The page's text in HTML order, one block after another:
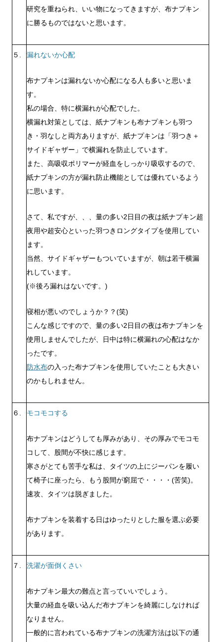
研究を重ねられ、いい物になってきますが、布ナプキン
に勝るものではないと思います。
５. 漏れないか心配
布ナプキンは漏れないか心配になる人も多いと思いま
す。
私の場合、特に横漏れが心配でした。
横漏れ対策としては、紙ナプキンも布ナプキンも羽つ
き・羽なしと両方ありますが、紙ナプキンは 「羽つき＋
サイドギャザー」 で横漏れを防止しています。
また、高吸収ポリマーが経血をしっかり吸収するので、
紙ナプキンの方が漏れ防止機能としては優れているよう
に思います。
さて、私ですが、、、量の多い2日目の夜は紙ナプキン超
夜用や超安心といった羽つきロングタイプを使用してい
ます。
当然、サイドギャザーもついていますが、朝は若干横漏
れしています。
(※後ろ漏れはないです。)
寝相が悪いのでしょうか？？(笑)
こんな感じですので、量の多い2日目の夜は布ナプキンを
使用しませんでしたが、日中は特に横漏れの心配はなか
ったです。
防水布の入った布ナプキンを使用していたことも大きい
のかもしれません。
６. モコモコする
布ナプキンはどうしても厚みがあり、その厚みでモコモ
コして、股間が不快に感じます。
寒さがとても苦手な私は、タイツの上にジーパンを履い
て椅子に座ったら、もう股間が窮屈で・・・・(苦笑)。
速攻、タイツは脱ぎました。
布ナプキンを装着する日はゆったりとした服を選ぶ必要
があります。
７. 洗濯が面倒くさい
布ナプキン最大の難点と言っていいでしょう。
大量の経血を吸い込んだ布ナプキンを綺麗にしなければ
なりません。
一般的に言われている布ナプキンの洗濯方法は以下の通